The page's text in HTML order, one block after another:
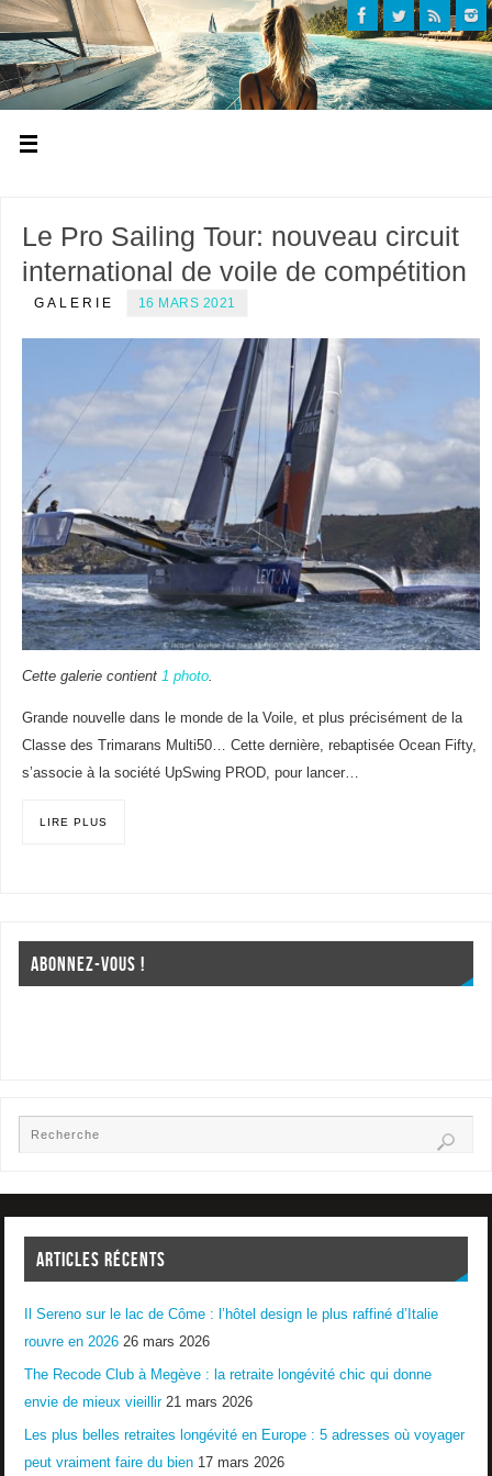
Le Pro Sailing Tour: nouveau circuit
international de voile de compétition
GALERIE 16 MARS 2021
Cette galerie contient 1 photo.
Grande nouvelle dans le monde de la Voile, et plus précisément de la
Classe des Trimarans Multi50… Cette dernière, rebaptisée Ocean Fifty,
s’associe à la société UpSwing PROD, pour lancer…
LIRE PLUS
ABONNEZ-VOUS !
ARTICLES RÉCENTS
Il Sereno sur le lac de Côme : l’hôtel design le plus raffiné d’Italie
rouvre en 2026 26 mars 2026
The Recode Club à Megève : la retraite longévité chic qui donne
envie de mieux vieillir 21 mars 2026
Les plus belles retraites longévité en Europe : 5 adresses où voyager
peut vraiment faire du bien 17 mars 2026